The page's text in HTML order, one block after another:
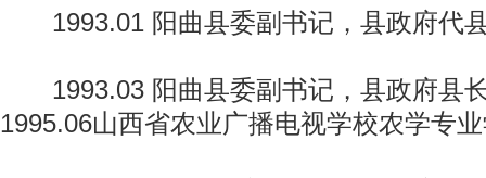
1993.01 阳曲县委副书记，县政府代
1993.03 阳曲县委副书记，县政府县
1995.06山西省农业广播电视学校农学专